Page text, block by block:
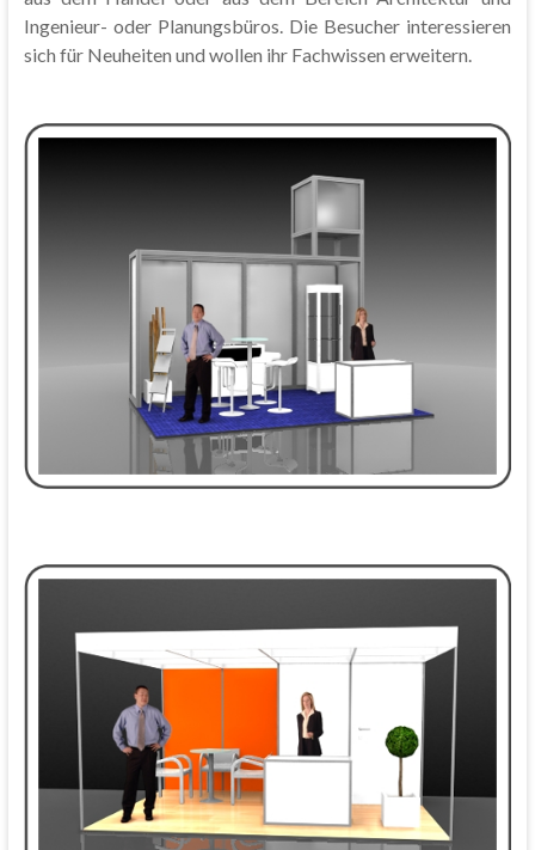
Ingenieur- oder Planungsbüros. Die Besucher interessieren
sich für Neuheiten und wollen ihr Fachwissen erweitern.